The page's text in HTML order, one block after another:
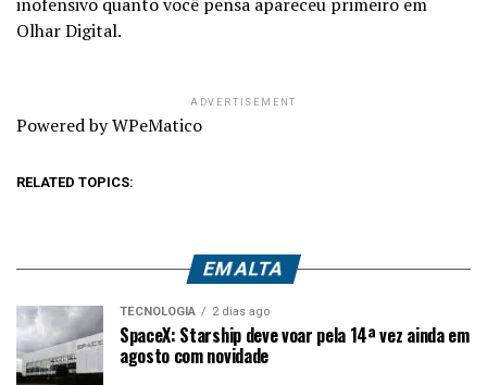
Olhar Digital.
ADVERTISEMENT
Powered by WPeMatico
RELATED TOPICS:
EM ALTA
TECNOLOGIA 2 dias ago
SpaceX: Starship deve voar pela 14ª vez ainda em
agosto com novidade